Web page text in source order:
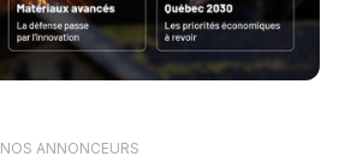
NOS ANNONCEURS